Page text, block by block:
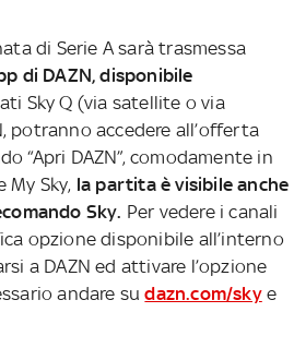
di Serie A sarà trasmessa
di DAZN, disponibile
Sky Q (via satellite o via
potranno accedere all’offerta
“Apri DAZN”, comodamente in
Sky, la partita è visibile anche
Sky. Per vedere i canali
opzione disponibile all’interno
a DAZN ed attivare l’opzione
andare sudazn.com/skye